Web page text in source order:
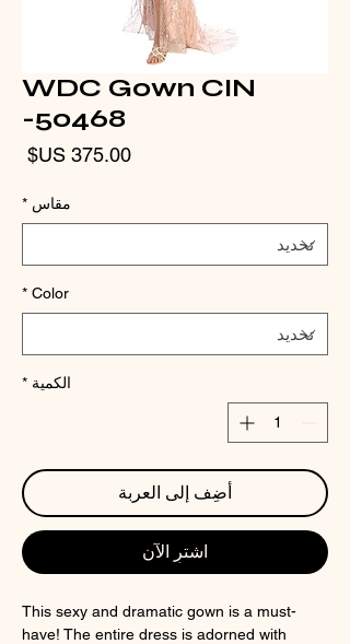
WDC Gown CIN
-50468
مقاس *
Color
*
الكمية *
أضِف إلى العربة
اشترِ الآن
This sexy and dramatic gown is a must-
have! The entire dress is adorned with